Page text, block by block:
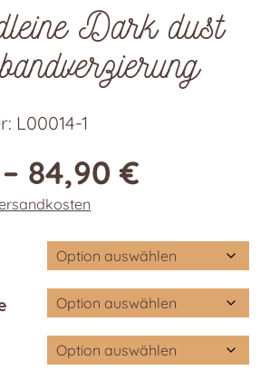
Dark dust
L00014-1
– 84,90€